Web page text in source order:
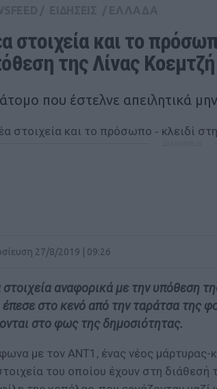
στοιχεία και το
της Λίνας Κοεμτζή
που έστελνε απειλητικά
27/8/2019 | 09:26
αναφορικά με την υπόθεση
στο κενό από την ταράτσα της
στο φως της δημοσιότητας.
με τον ΑΝΤ1, ένας νέος μάρτυρας-
του οποίου έχουν στη διάθεσή